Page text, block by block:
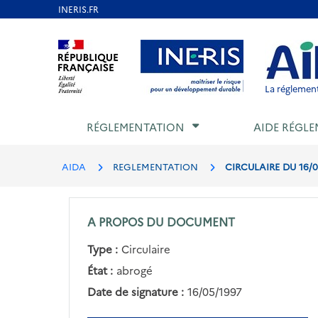
Aller au contenu Aller au menu Aller au
La
RÉGLEMENTATION AIDE
AIDA REGLEMENTATION CIRCULAIRE DU 16/
A PROPOS DU DOCUMENT
Type : Circulaire
État : abrogé
Date de signature : 16/05/1997